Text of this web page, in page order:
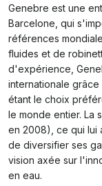
Genebre est une
Barcelone, qui
références
fluides et de
d'expérience,
internationale grâce
étant le choix
le monde entier. La
en 2008), ce qui lui
de diversifier ses
vision axée sur
en eau.